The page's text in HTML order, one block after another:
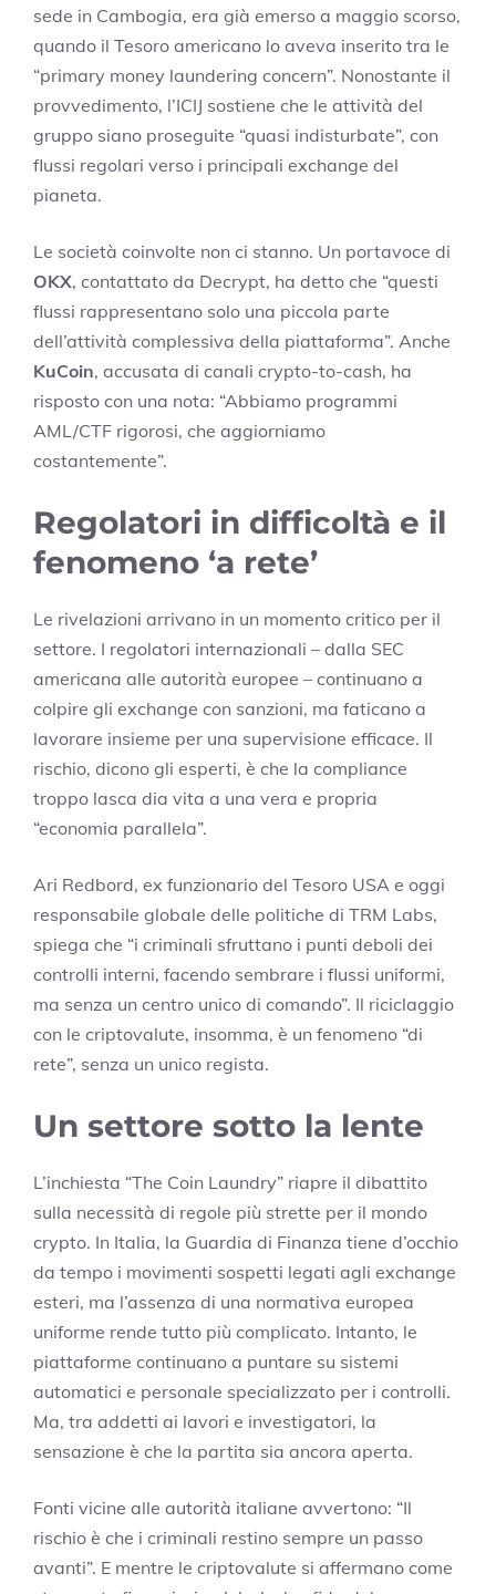
sede in Cambogia, era già emerso a maggio scorso,
quando il Tesoro americano lo aveva inserito tra le
“primary money laundering concern”. Nonostante il
provvedimento, l’ICIJ sostiene che le attività del
gruppo siano proseguite “quasi indisturbate”, con
flussi regolari verso i principali exchange del
pianeta.
Le società coinvolte non ci stanno. Un portavoce di
OKX, contattato da Decrypt, ha detto che “questi
flussi rappresentano solo una piccola parte
dell’attività complessiva della piattaforma”. Anche
KuCoin, accusata di canali crypto-to-cash, ha
risposto con una nota: “Abbiamo programmi
AML/CTF rigorosi, che aggiorniamo
costantemente”.
Regolatori in difficoltà e il
fenomeno ‘a rete’
Le rivelazioni arrivano in un momento critico per il
settore. I regolatori internazionali – dalla SEC
americana alle autorità europee – continuano a
colpire gli exchange con sanzioni, ma faticano a
lavorare insieme per una supervisione efficace. Il
rischio, dicono gli esperti, è che la compliance
troppo lasca dia vita a una vera e propria
“economia parallela”.
Ari Redbord, ex funzionario del Tesoro USA e oggi
responsabile globale delle politiche di TRM Labs,
spiega che “i criminali sfruttano i punti deboli dei
controlli interni, facendo sembrare i flussi uniformi,
ma senza un centro unico di comando”. Il riciclaggio
con le criptovalute, insomma, è un fenomeno “di
rete”, senza un unico regista.
Un settore sotto la lente
L’inchiesta “The Coin Laundry” riapre il dibattito
sulla necessità di regole più strette per il mondo
crypto. In Italia, la Guardia di Finanza tiene d’occhio
da tempo i movimenti sospetti legati agli exchange
esteri, ma l’assenza di una normativa europea
uniforme rende tutto più complicato. Intanto, le
piattaforme continuano a puntare su sistemi
automatici e personale specializzato per i controlli.
Ma, tra addetti ai lavori e investigatori, la
sensazione è che la partita sia ancora aperta.
Fonti vicine alle autorità italiane avvertono: “Il
rischio è che i criminali restino sempre un passo
avanti”. E mentre le criptovalute si affermano come